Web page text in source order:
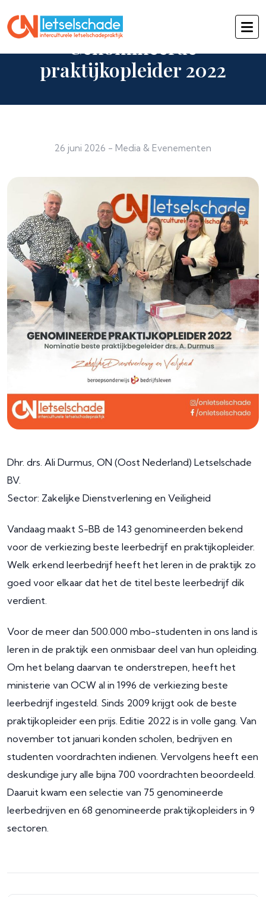
Genomineerde
praktijkopleider 2022
26 juni 2026 - Media & Evenementen
Dhr. drs. Ali Durmus, ON (Oost Nederland) Letselschade
BV.
Sector: Zakelijke Dienstverlening en Veiligheid
Vandaag maakt S-BB de 143 genomineerden bekend
voor de verkiezing beste leerbedrijf en praktijkopleider.
Welk erkend leerbedrijf heeft het leren in de praktijk zo
goed voor elkaar dat het de titel beste leerbedrijf dik
verdient.
Voor de meer dan 500.000 mbo-studenten in ons land is
leren in de praktijk een onmisbaar deel van hun opleiding.
Om het belang daarvan te onderstrepen, heeft het
ministerie van OCW al in 1996 de verkiezing beste
leerbedrijf ingesteld. Sinds 2009 krijgt ook de beste
praktijkopleider een prijs. Editie 2022 is in volle gang. Van
november tot januari konden scholen, bedrijven en
studenten voordrachten indienen. Vervolgens heeft een
deskundige jury alle bijna 700 voordrachten beoordeeld.
Daaruit kwam een selectie van 75 genomineerde
leerbedrijven en 68 genomineerde praktijkopleiders in 9
sectoren.